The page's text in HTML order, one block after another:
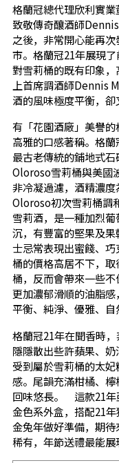
格蘭冠總代理欣利實
致敬傳奇釀酒師
之後，非常開心能再
市。格蘭冠21年展現
對雪莉桶的既有印象
上首席調酒師Dennis
酒的風味極度平衡，卻
有「花園酒廠」美譽
高雅的口感著稱。格
最古老傳統的鋪地式
Oloroso雪莉桶與美國
非冷凝過濾，酒精濃
Oloroso初次雪莉桶調
雪莉酒，是一種加烈
沉，有豐富的堅果及
士忌常表現出蜜餞、
桶的價格高居不下，
桶，反而會帶來一些
更加濃郁滑順的油脂
平衡、純淨、優雅、自
格蘭冠21年在聞香時
隱隱散出些許蘋果、
受到屬於雪莉桶的太
感。尾韻充滿柑橘、檸
回味悠長。 這款21年
金色系外盒，搭配21
金兔年做好準備，期
稀有，年節送禮最能展